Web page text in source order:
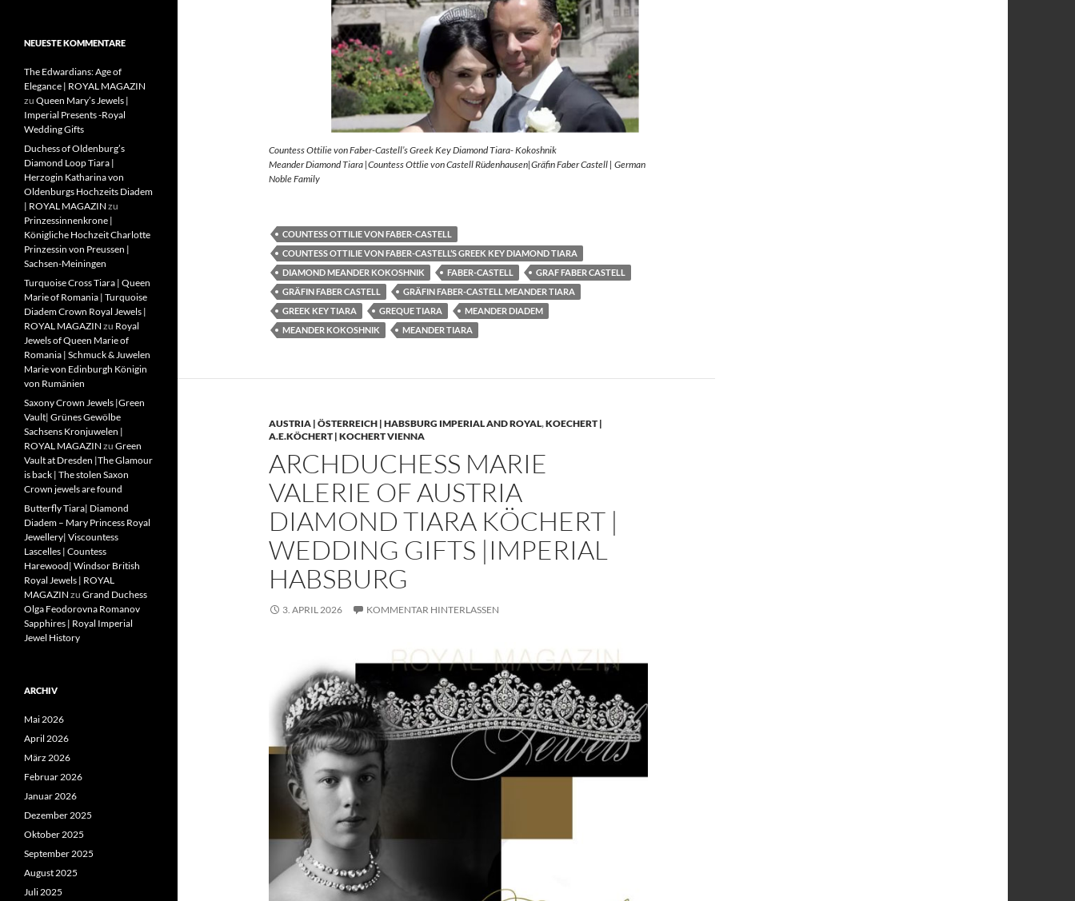
Countess Ottilie von Faber-Castell’s Greek Key Diamond Tiara- Kokoshnik
Meander Diamond Tiara |Countess Ottlie von Castell Rüdenhausen|Gräfin Faber Castell | German
Noble Family
COUNTESS OTTILIE VON FABER-CASTELL
COUNTESS OTTILIE VON FABER-CASTELL’S GREEK KEY DIAMOND TIARA
DIAMOND MEANDER KOKOSHNIK
FABER-CASTELL
GRAF FABER CASTELL
GRÄFIN FABER CASTELL
GRÄFIN FABER-CASTELL MEANDER TIARA
GREEK KEY TIARA
GREQUE TIARA
MEANDER DIADEM
MEANDER KOKOSHNIK
MEANDER TIARA
AUSTRIA | ÖSTERREICH | HABSBURG IMPERIAL AND ROYAL,KOECHERT |
A.E.KÖCHERT | KOCHERT VIENNA
ARCHDUCHESS MARIE
VALERIE OF AUSTRIA
DIAMOND TIARA KÖCHERT |
WEDDING GIFTS |IMPERIAL
HABSBURG
3. APRIL 2026 KOMMENTAR HINTERLASSEN
NEUESTE KOMMENTARE
The Edwardians: Age of
Elegance | ROYAL MAGAZIN
zu Queen Mary’s Jewels |
Imperial Presents -Royal
Wedding Gifts
Duchess of Oldenburg’s
Diamond Loop Tiara |
Herzogin Katharina von
Oldenburgs Hochzeits Diadem
| ROYAL MAGAZIN zu
Prinzessinnenkrone |
Königliche Hochzeit Charlotte
Prinzessin von Preussen |
Sachsen-Meiningen
Turquoise Cross Tiara | Queen
Marie of Romania | Turquoise
Diadem Crown Royal Jewels |
ROYAL MAGAZIN zu Royal
Jewels of Queen Marie of
Romania | Schmuck & Juwelen
Marie von Edinburgh Königin
von Rumänien
Saxony Crown Jewels |Green
Vault| Grünes Gewölbe
Sachsens Kronjuwelen |
ROYAL MAGAZIN zu Green
Vault at Dresden |The Glamour
is back | The stolen Saxon
Crown jewels are found
Butterfly Tiara| Diamond
Diadem – Mary Princess Royal
Jewellery| Viscountess
Lascelles | Countess
Harewood| Windsor British
Royal Jewels | ROYAL
MAGAZIN zu Grand Duchess
Olga Feodorovna Romanov
Sapphires | Royal Imperial
Jewel History
ARCHIV
Mai 2026
April 2026
März 2026
Februar 2026
Januar 2026
Dezember 2025
Oktober 2025
September 2025
August 2025
Juli 2025